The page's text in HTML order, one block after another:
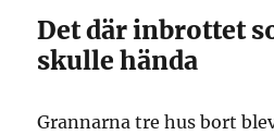
Det där inbrottet
skulle hända
Grannarna tre hus bort